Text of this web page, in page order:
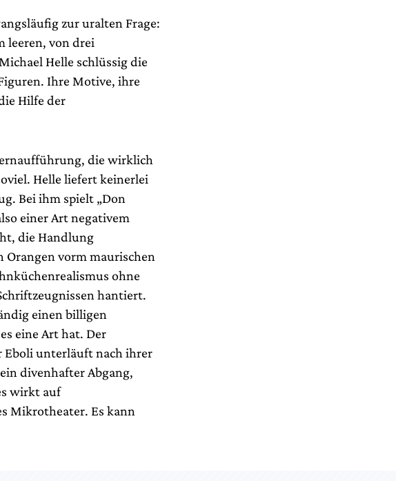
zur uralten Frage:
leeren, von drei
Helle schlüssig die
Ihre Motive, ihre
Hilfe der
die wirklich
Helle liefert keinerlei
Bei ihm spielt „Don
einer Art negativem
die Handlung
Orangen vorm maurischen
ohne
hantiert.
einen billigen
eine Art hat. Der
Eboli unterläuft nach ihrer
divenhafter Abgang,
wirkt auf
Mikrotheater. Es kann